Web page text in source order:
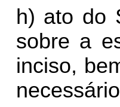
h) ato do
sobre a
inciso,